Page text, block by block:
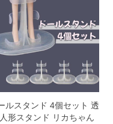
ルスタンド 4個セット 透
形スタンド リカちゃん